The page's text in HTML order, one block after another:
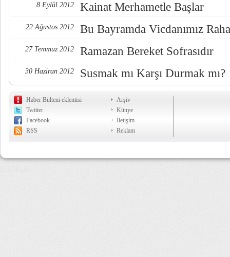
8 Eylül 2012 Kainat Merhametle Başlar
22 Ağustos 2012 Bu Bayramda Vicdanımız
27 Temmuz 2012 Ramazan Bereket Sofrasıdır
30 Haziran 2012 Susmak mı Karşı Durmak mı?
Haber Bülteni eklentisi
Twitter
Facebook
RSS
Arşiv
Künye
İletişim
Reklam